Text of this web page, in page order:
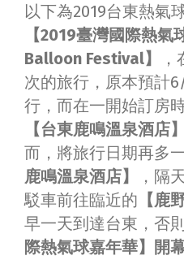
以下為2019台東熱氣
【2019臺灣國際熱
Balloon Festival】
次的旅行，原本預計
行，而在一開始訂房
【台東鹿鳴溫泉酒店】
而，將旅行日期再多
鹿鳴溫泉酒店】
，隔
駁車前往臨近的 【鹿
早一天到達台東，否
際熱氣球嘉年華】開